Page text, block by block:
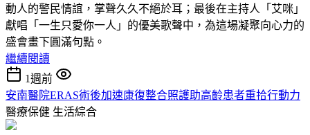
動人的警民情誼，掌聲久久不絕於耳；最後在主持人「艾咪」
獻唱「一生只愛你一人」的優美歌聲中，為這場凝聚向心力的
盛會畫下圓滿句點。
繼續閱讀
1週前
安南醫院ERAS術後加速康復整合照護助高齡患者重拾行動力
醫療保健 生活綜合